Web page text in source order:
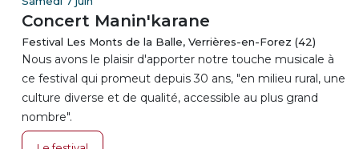
Concert Manin'karane
Festival Les Monts de la Balle, Verrières-en-Forez (42)
Nous avons le plaisir d'apporter notre touche musicale à
ce festival qui promeut depuis 30 ans, "en milieu rural, une
culture diverse et de qualité, accessible au plus grand
nombre".